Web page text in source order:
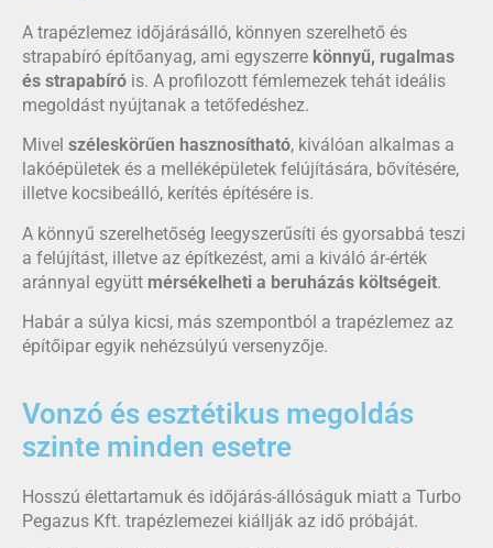
A trapézlemez időjárásálló, könnyen szerelhető és
strapabíró építőanyag, ami egyszerre könnyű, rugalmas
és strapabíró is. A profilozott fémlemezek tehát ideális
megoldást nyújtanak a tetőfedéshez.
Mivel széleskörűen hasznosítható, kiválóan alkalmas a
lakóépületek és a melléképületek felújítására, bővítésére,
illetve kocsibeálló, kerítés építésére is.
A könnyű szerelhetőség leegyszerűsíti és gyorsabbá teszi
a felújítást, illetve az építkezést, ami a kiváló ár-érték
aránnyal együtt mérsékelheti a beruházás költségeit.
Habár a súlya kicsi, más szempontból a trapézlemez az
építőipar egyik nehézsúlyú versenyzője.
Vonzó és esztétikus megoldás
szinte minden esetre
Hosszú élettartamuk és időjárás-állóságuk miatt a Turbo
Pegazus Kft. trapézlemezei kiállják az idő próbáját.